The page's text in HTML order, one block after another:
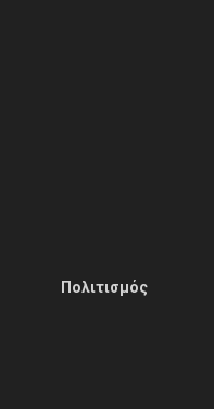
Πολιτισμός